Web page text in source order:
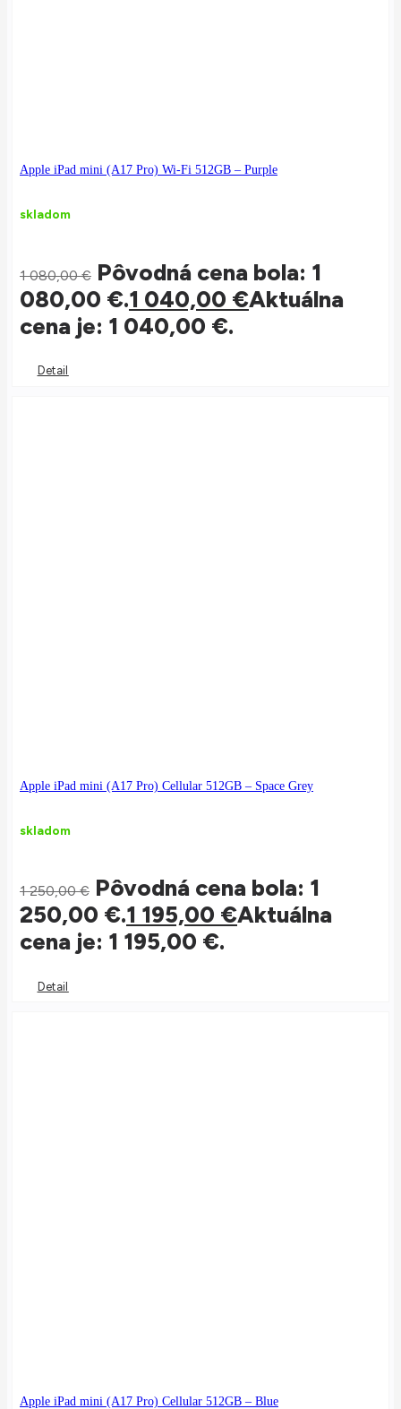
Apple iPad mini (A17 Pro) Wi-Fi 512GB – Purple
skladom
1 080,00€ Pôvodná cena bola: 1
080,00 €.1 040,00 €Aktuálna
cena je: 1 040,00 €.
Detail
Apple iPad mini (A17 Pro) Cellular 512GB – Space Grey
skladom
1 250,00€ Pôvodná cena bola: 1
250,00 €.1 195,00 €Aktuálna
cena je: 1 195,00 €.
Detail
Apple iPad mini (A17 Pro) Cellular 512GB – Blue